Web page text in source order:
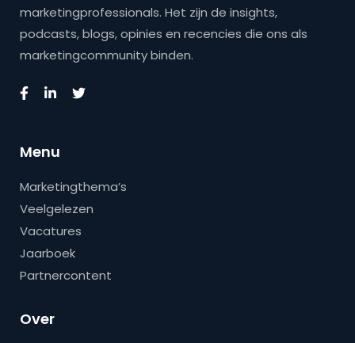
marketingprofessionals. Het zijn de insights,
podcasts, blogs, opinies en recencies die ons als
marketingcommunity binden.
Menu
Marketingthema’s
Veelgelezen
Vacatures
Jaarboek
Partnercontent
Over